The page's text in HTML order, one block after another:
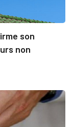
son
non